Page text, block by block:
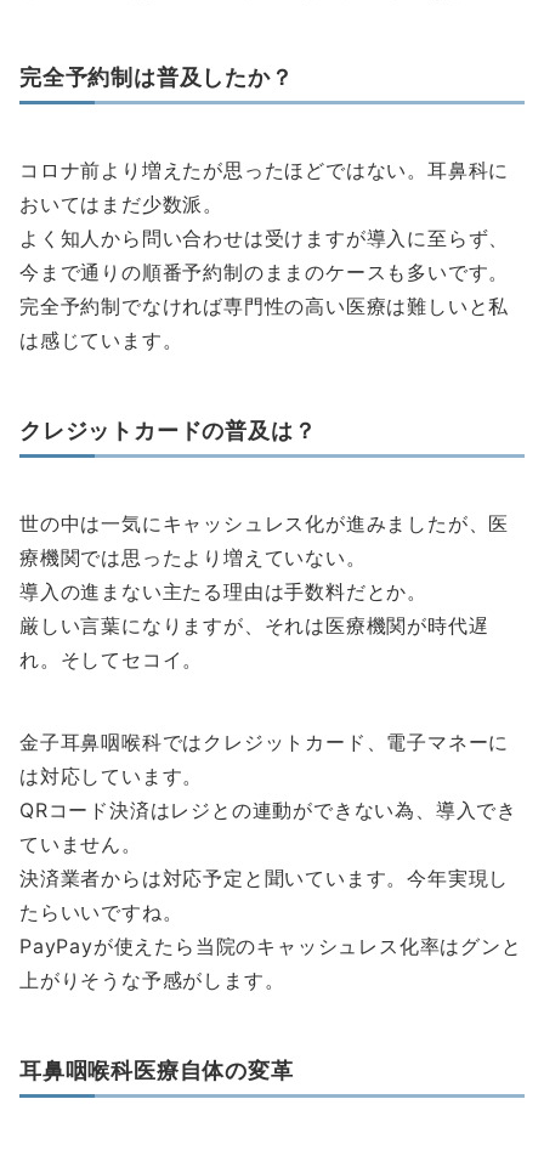
完全予約制は普及したか？
コロナ前より増えたが思ったほどではない。耳鼻科に
おいてはまだ少数派。
よく知人から問い合わせは受けますが導入に至らず、
今まで通りの順番予約制のままのケースも多いです。
完全予約制でなければ専門性の高い医療は難しいと私
は感じています。
クレジットカードの普及は？
世の中は一気にキャッシュレス化が進みましたが、医
療機関では思ったより増えていない。
導入の進まない主たる理由は手数料だとか。
厳しい言葉になりますが、それは医療機関が時代遅
れ。そしてセコイ。
金子耳鼻咽喉科ではクレジットカード、電子マネーに
は対応しています。
QRコード決済はレジとの連動ができない為、導入でき
ていません。
決済業者からは対応予定と聞いています。今年実現し
たらいいですね。
PayPayが使えたら当院のキャッシュレス化率はグンと
上がりそうな予感がします。
耳鼻咽喉科医療自体の変革